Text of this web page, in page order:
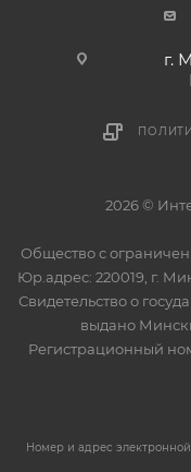
г.
2026 ©
Общество с
Юр.адрес: 220019, г.
Свидетельство о
выдано
Регистрационный
Номер и адрес